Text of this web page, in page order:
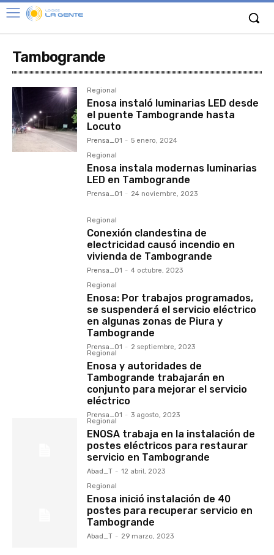
Tambogrande
Regional
Enosa instaló luminarias LED desde
el puente Tambogrande hasta
Locuto
Prensa_01 - 5 enero, 2024
Regional
Enosa instala modernas luminarias
LED en Tambogrande
Prensa_01 - 24 noviembre, 2023
Regional
Conexión clandestina de
electricidad causó incendio en
vivienda de Tambogrande
Prensa_01 - 4 octubre, 2023
Regional
Enosa: Por trabajos programados,
se suspenderá el servicio eléctrico
en algunas zonas de Piura y
Tambogrande
Prensa_01 - 2 septiembre, 2023
Regional
Enosa y autoridades de
Tambogrande trabajarán en
conjunto para mejorar el servicio
eléctrico
Prensa_01 - 3 agosto, 2023
Regional
ENOSA trabaja en la instalación de
postes eléctricos para restaurar
servicio en Tambogrande
Abad_T - 12 abril, 2023
Regional
Enosa inició instalación de 40
postes para recuperar servicio en
Tambogrande
Abad_T - 29 marzo, 2023